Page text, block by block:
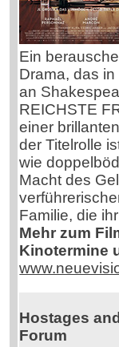
Ein
Drama, das
an
REICHSTE
einer
der Titelrolle
wie
Macht des
Familie, die
Mehr zum
Kinotermine
Hostages
Forum